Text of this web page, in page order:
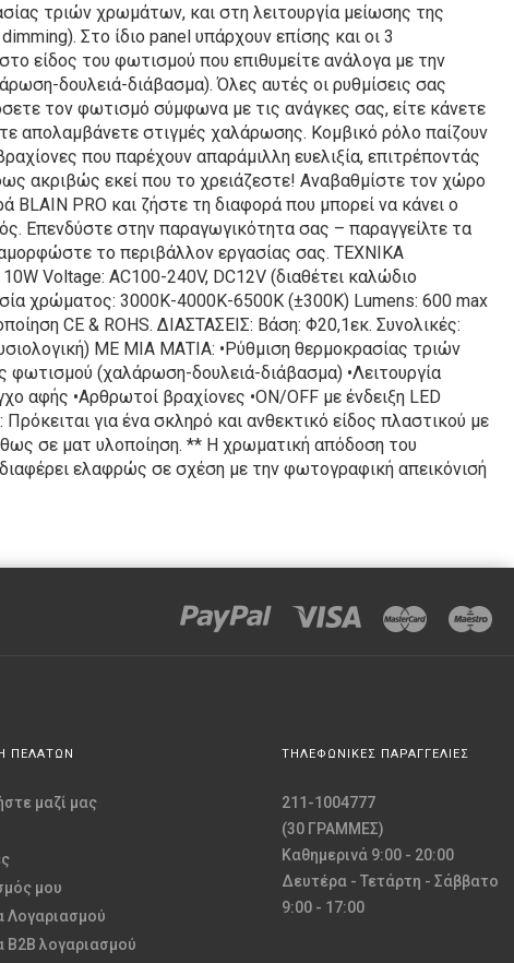
τριών χρωμάτων, και στη λειτουργία μείωσης της
Στο ίδιο panel υπάρχουν επίσης και οι 3
είδος του φωτισμού που επιθυμείτε ανάλογα με την
δουλειά-διάβασμα). Όλες αυτές οι ρυθμίσεις σας
τον φωτισμό σύμφωνα με τις ανάγκες σας, είτε κάνετε
απολαμβάνετε στιγμές χαλάρωσης. Κομβικό ρόλο παίζουν
που παρέχουν απαράμιλλη ευελιξία, επιτρέποντάς
ακριβώς εκεί που το χρειάζεστε! Αναβαθμίστε τον χώρο
BLAIN PRO και ζήστε τη διαφορά που μπορεί να κάνει ο
Επενδύστε στην παραγωγικότητα σας – παραγγείλτε τα
το περιβάλλον εργασίας σας. ΤΕΧΝΙΚΑ
Voltage: AC100-240V, DC12V (διαθέτει καλώδιο
χρώματος: 3000Κ-4000Κ-6500Κ (±300Κ) Lumens: 600 max
CE & ROHS. ΔΙΑΣΤΑΣΕΙΣ: Βάση: Φ20,1εκ. Συνολικές:
ΜΕ ΜΙΑ ΜΑΤΙΑ: •Ρύθμιση θερμοκρασίας τριών
φωτισμού (χαλάρωση-δουλειά-διάβασμα) •Λειτουργία
αφής •Αρθρωτοί βραχίονες •ON/OFF με ένδειξη LED
για ένα σκληρό και ανθεκτικό είδος πλαστικού με
σε ματ υλοποίηση. ** Η χρωματική απόδοση του
ελαφρώς σε σχέση με την φωτογραφική απεικόνισή
ΠΕΛΑΤΩΝ
μαζί μας
μου
Λογαριασμού
B2B λογαριασμού
ΤΗΛΕΦΩΝΙΚΕΣ ΠΑΡΑΓΓΕΛΙΕΣ
211-1004777
(30 ΓΡΑΜΜΕΣ)
Καθημερινά 9:00 - 20:00
Δευτέρα - Τετάρτη - Σάββατο
9:00 - 17:00